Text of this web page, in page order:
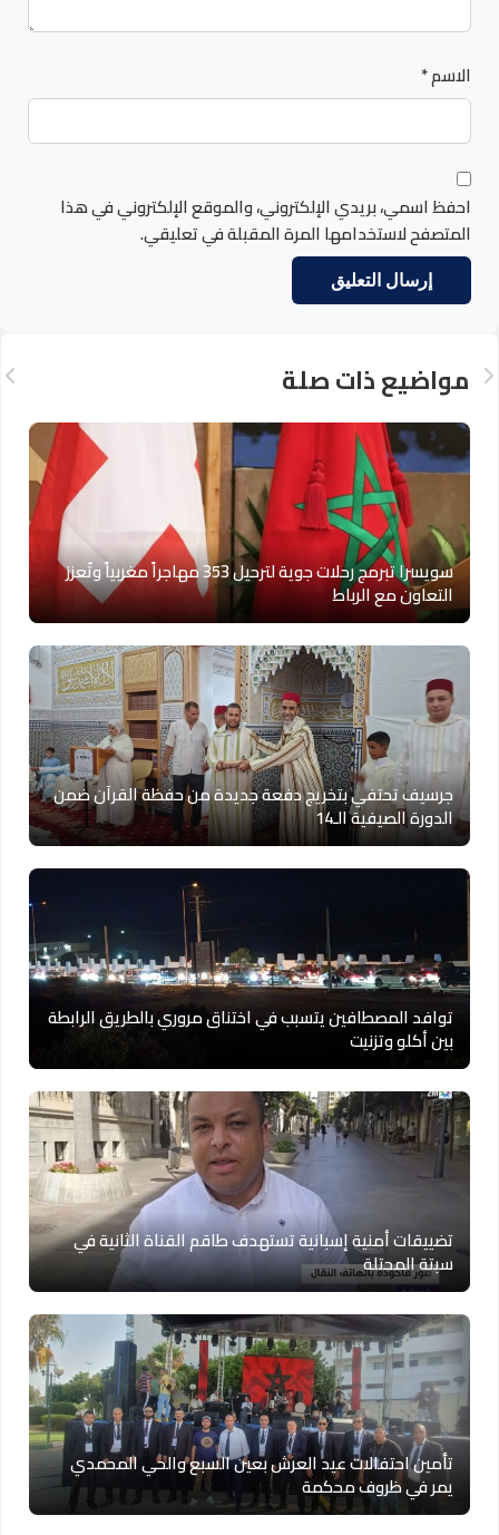
الاسم*
احفظ اسمي، بريدي الإلكتروني، والموقع الإلكتروني في هذا
المتصفح لاستخدامها المرة المقبلة في تعليقي.
مواضيع ذات صلة
سويسرا تبرمج رحلات جوية لترحيل 353 مهاجراً مغربياً وتُعزز
التعاون مع الرباط
جرسيف تحتفي بتخريج دفعة جديدة من حفظة القرآن ضمن
الدورة الصيفية الـ14
توافد المصطافين يتسبب في اختناق مروري بالطريق الرابطة
بين أكلو وتزنيت
تضييقات أمنية إسبانية تستهدف طاقم القناة الثانية في
سبتة المحتلة
تأمين احتفالات عيد العرش بعين السبع والحي المحمدي
يمر في ظروف محكمة